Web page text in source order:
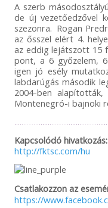
A szerb
de új vezetőedzővel
szezonra. Rogan
az ősszel elért 4.
az eddig lejátszott 15
pont, a 6 győzelem,
igen jó esély
labdarúgás második
2004-ben
Montenegró-i bajnoki
Kapcsolódó hivatkozás:
http://fktsc.com/hu
Csatlakozzon az
https://